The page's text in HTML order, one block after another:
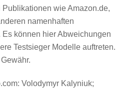
wie Amazon.de,
namenhaften
können hier Abweichungen
Testsieger Modelle auftreten.
Volodymyr Kalyniuk;